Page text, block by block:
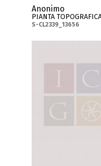
Anonimo
PIANTA
S-CL2339_13656